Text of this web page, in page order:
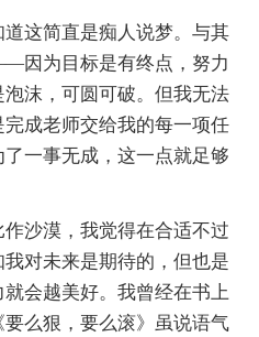
这简直是痴人说梦。与其
因为目标是有终点，努力
沫，可圆可破。但我无法
成老师交给我的每一项任
一事无成，这一点就足够
沙漠，我觉得在合适不过
对未来是期待的，但也是
会越美好。我曾经在书上
么狠，要么滚》虽说语气